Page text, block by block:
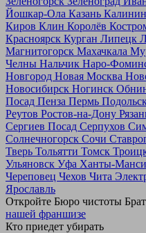
Йошкар-Ола Казань
Киров Клин Королёв
Красноярск Курган Липецк
Магнитогорск Махачкала
Челны Нальчик Наро-
Новгород Новая Москва
Новосибирск Ногинск
Посад Пенза Пермь
Реутов Ростов-на-Дону
Сергиев Посад Серпухов
Солнечногорск Сочи
Тверь Тольятти Томск
Ульяновск Уфа Ханты-
Череповец Чехов Чита
Ярославль
Откройте Бюро чистоты
нашей франшизе
Кто приедет убирать